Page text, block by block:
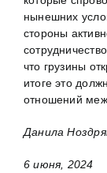
нынешних
стороны
что грузины
итоге это
отношений
Данила
6 июня, 2024